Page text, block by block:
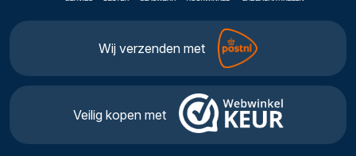
Wij verzenden met
Veilig kopen met